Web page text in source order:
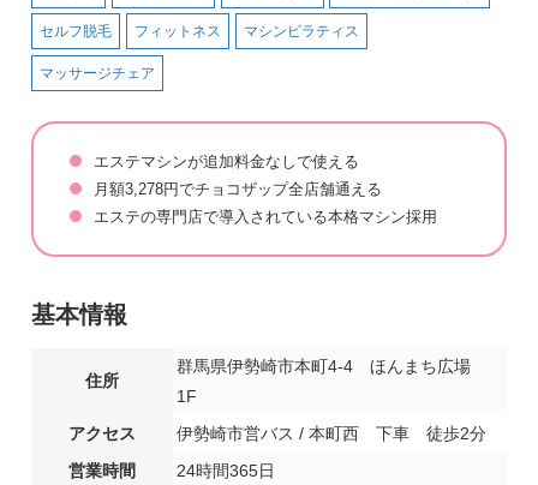
セルフ脱毛 フィットネス マシンピラティス
マッサージチェア
エステマシンが追加料金なしで使える
月額3,278円でチョコザップ全店舗通える
エステの専門店で導入されている本格マシン採用
基本情報
住所
群馬県伊勢崎市本町4-4 ほんまち広場
1F
アクセス
伊勢崎市営バス / 本町西 下車 徒歩2分
営業時間
24時間365日